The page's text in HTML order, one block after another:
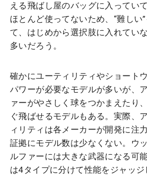
える飛ばし屋のバッグに入ってい
ほとんど使ってないため、“難しい
て、はじめから選択肢に入れてい
多いだろう。
確かにユーティリティやショート
パワーが必要なモデルが多いが、
ァーがやさしく球をつかまえたり
ぐ飛ばせるモデルもある。実際、
ィリティは各メーカーが開発に注
証拠にモデル数は少なくない。ウ
ルファーには大きな武器になる可
は4タイプに分けて性能をジャッジ